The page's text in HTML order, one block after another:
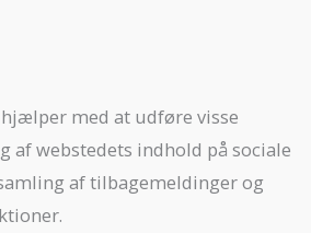
med at udføre visse
af webstedets indhold på sociale
af tilbagemeldinger og